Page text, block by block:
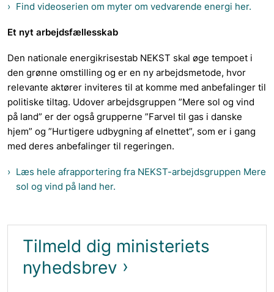
Find videoserien om myter om vedvarende energi her.
Et nyt arbejdsfællesskab
Den nationale energikrisestab NEKST skal øge tempoet i
den grønne omstilling og er en ny arbejdsmetode, hvor
relevante aktører inviteres til at komme med anbefalinger til
politiske tiltag. Udover arbejdsgruppen ”Mere sol og vind
på land” er der også grupperne ”Farvel til gas i danske
hjem” og ”Hurtigere udbygning af elnettet”, som er i gang
med deres anbefalinger til regeringen.
Læs hele afrapportering fra NEKST-arbejdsgruppen Mere
sol og vind på land her.
Tilmeld dig ministeriets
nyhedsbrev